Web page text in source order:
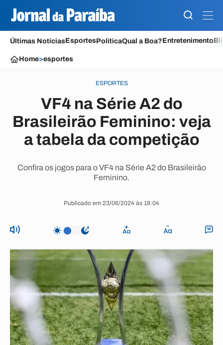
Últimas NotíciasEsportesPolíticaQual a Boa?Entretenimento
Home>esportes
ESPORTES
VF4 na Série A2 do
Brasileirão Feminino: veja
a tabela da competição
Confira os jogos para o VF4 na Série A2 do Brasileirão
Feminino.
Publicado em 23/06/2024 às 18:04